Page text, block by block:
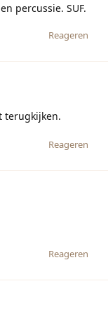
percussie. SUF.
Reageren
terugkijken.
Reageren
Reageren